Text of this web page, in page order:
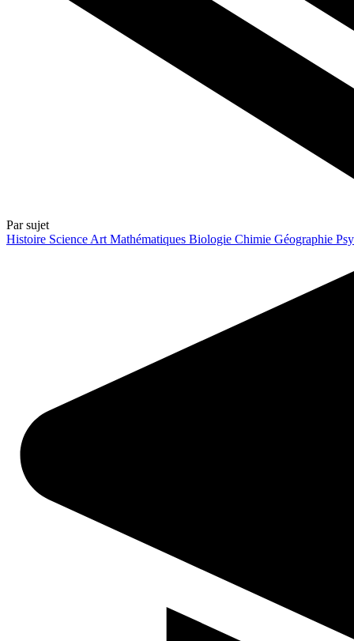
Par sujet
Histoire Science Art Mathématiques Biologie Chimie Géographie